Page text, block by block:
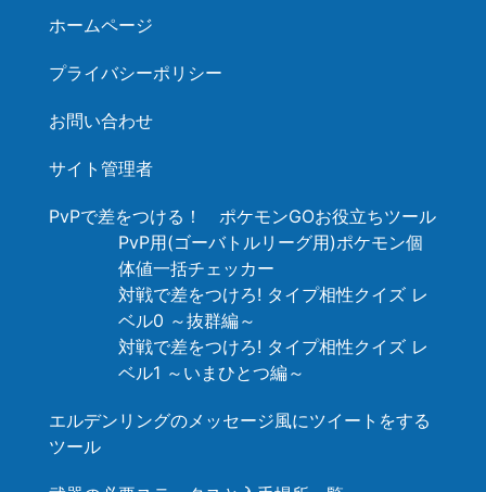
ホームページ
プライバシーポリシー
お問い合わせ
サイト管理者
PvPで差をつける！ ポケモンGOお役立ちツール
PvP用(ゴーバトルリーグ用)ポケモン個
体値一括チェッカー
対戦で差をつけろ! タイプ相性クイズ レ
ベル0 ～抜群編～
対戦で差をつけろ! タイプ相性クイズ レ
ベル1 ～いまひとつ編～
エルデンリングのメッセージ風にツイートをする
ツール